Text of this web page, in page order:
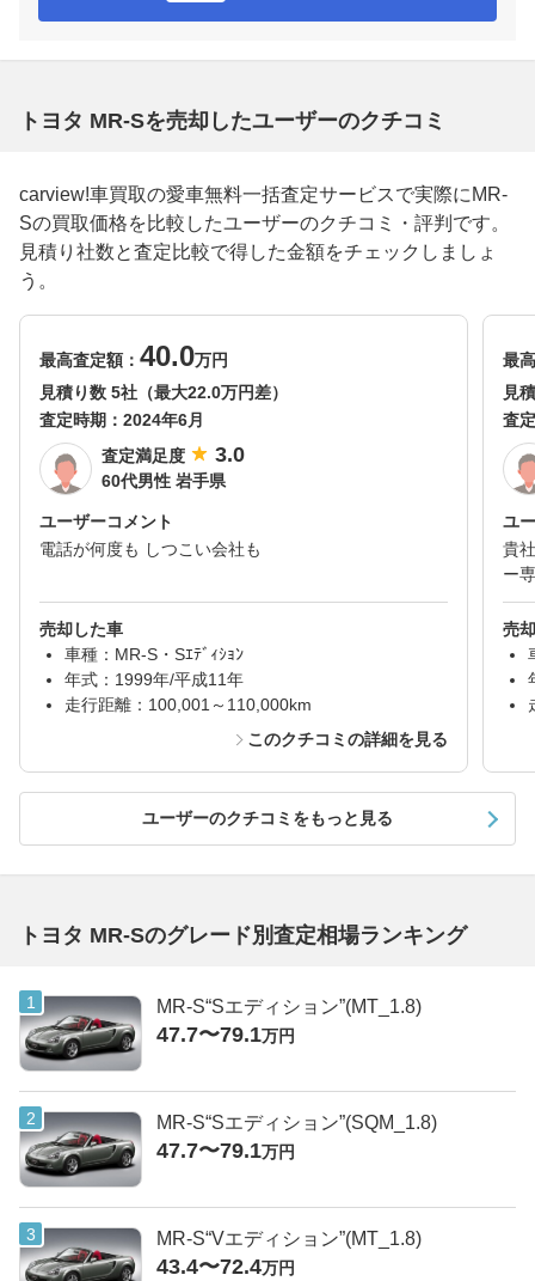
トヨタ MR-Sを売却したユーザーのクチコミ
carview!車買取の愛車無料一括査定サービスで実際にMR-
Sの買取価格を比較したユーザーのクチコミ・評判です。
見積り社数と査定比較で得した金額をチェックしましょ
う。
最高査定額： 40.0万円
見積り数 5社（最大22.0万円差）
査定時期： 2024年6月
査定満足度
3.0
60代男性 岩手県
ユーザーコメント
電話が何度も しつこい会社も
売却した車
車種：MR-S・Sｴﾃﾞｨｼｮﾝ
年式：1999年/平成11年
走行距離：100,001～110,000km
このクチコミの詳細を見る
最
見
査
ユ
貴
ー
売
ユーザーのクチコミをもっと見る
トヨタ MR-Sのグレード別査定相場ランキング
MR-S“Sエディション”(MT_1.8)
47.7〜79.1万円
MR-S“Sエディション”(SQM_1.8)
47.7〜79.1万円
MR-S“Vエディション”(MT_1.8)
43.4〜72.4万円